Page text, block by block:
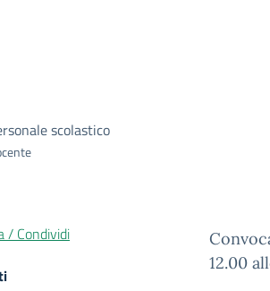
scolastico
12.00
/ Condividi